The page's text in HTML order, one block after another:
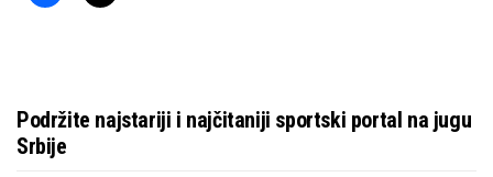
Podržite najstariji i najčitaniji sportski portal na jugu
Srbije